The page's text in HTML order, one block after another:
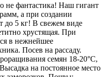
не фантастика! Наш гигант
а при создании
до 5 кг! В свежем виде
хрустящая. При
в нежнейшее
Посев на рассаду.
семян 18-20°С,
на постоянное место